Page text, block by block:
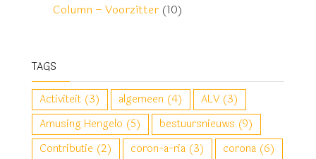
Column – Voorzitter (10)
TAGS
Activiteit (3) algemeen (4) ALV(3)
Amusing Hengelo (5) bestuursnieuws (9)
Contributie (2) coron-a-ria (3) corona (6)